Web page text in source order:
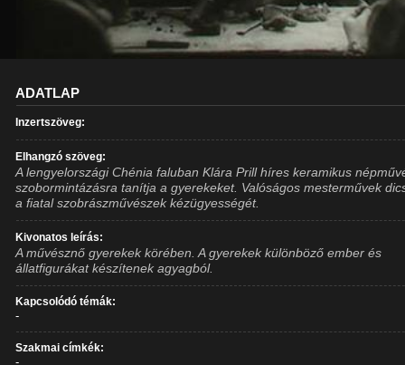
ADATLAP
Inzertszöveg:
Elhangzó szöveg:
A lengyelországi Chénia faluban Klára Prill híres keramikus
szobormintázásra tanítja a gyerekeket. Valóságos mesterművek
a fiatal szobrászművészek kézügyességét.
Kivonatos leírás:
A művésznő gyerekek körében. A gyerekek különböző ember és
állatfigurákat készítenek agyagból.
Kapcsolódó témák:
-
Szakmai címkék:
-